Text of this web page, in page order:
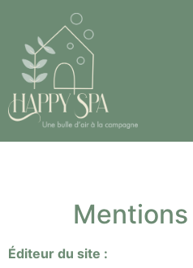
Éditeur du site :